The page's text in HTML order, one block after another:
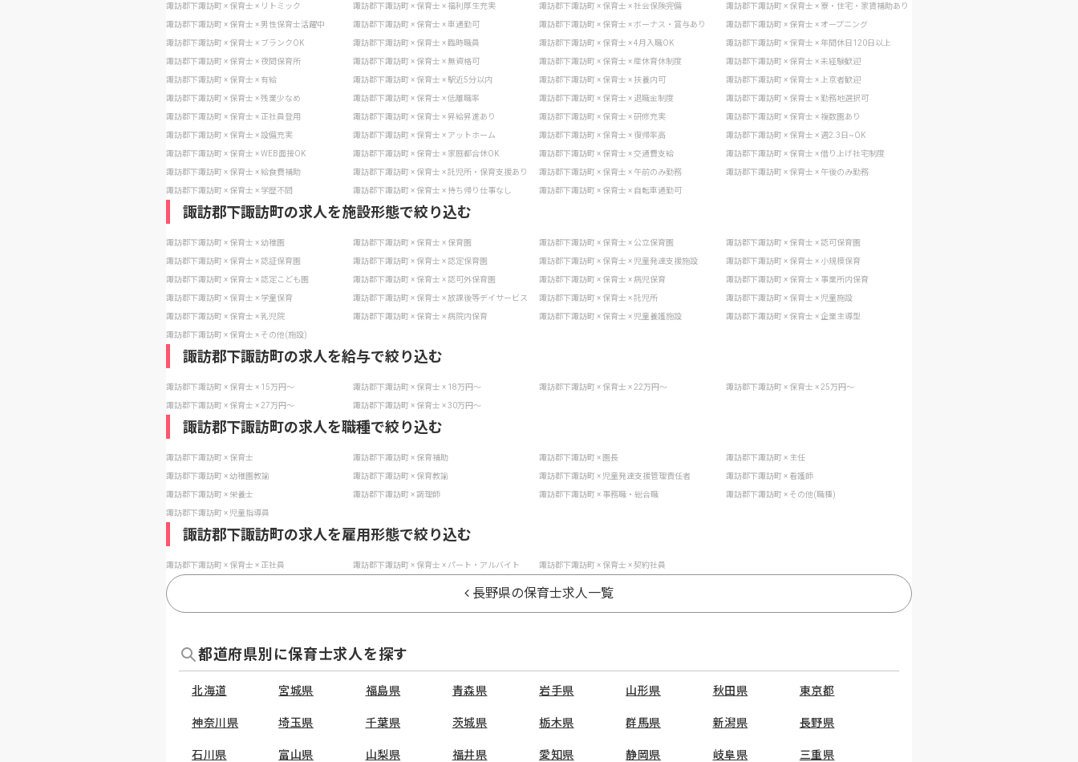
諏訪郡下諏訪町 × 保育士 × リトミック 諏訪郡下諏訪町 × 保育士 × 福利厚生充実 諏訪郡下諏訪町 × 保育士 × 社会保険完備 諏訪郡下諏訪町 × 保育士 × 寮・住宅・家賃補助あり
諏訪郡下諏訪町 × 保育士 × 男性保育士活躍中 諏訪郡下諏訪町 × 保育士 × 車通勤可 諏訪郡下諏訪町 × 保育士 × ボーナス・賞与あり 諏訪郡下諏訪町 × 保育士 × オープニング
諏訪郡下諏訪町 × 保育士 × ブランクOK 諏訪郡下諏訪町 × 保育士 × 臨時職員 諏訪郡下諏訪町 × 保育士 × 4月入職OK 諏訪郡下諏訪町 × 保育士 × 年間休日120日以上
諏訪郡下諏訪町 × 保育士 × 夜間保育所 諏訪郡下諏訪町 × 保育士 × 無資格可 諏訪郡下諏訪町 × 保育士 × 産休育休制度 諏訪郡下諏訪町 × 保育士 × 未経験歓迎
諏訪郡下諏訪町 × 保育士 × 有給 諏訪郡下諏訪町 × 保育士 × 駅近5分以内 諏訪郡下諏訪町 × 保育士 × 扶養内可 諏訪郡下諏訪町 × 保育士 × 上京者歓迎
諏訪郡下諏訪町 × 保育士 × 残業少なめ 諏訪郡下諏訪町 × 保育士 × 低離職率 諏訪郡下諏訪町 × 保育士 × 退職金制度 諏訪郡下諏訪町 × 保育士 × 勤務地選択可
諏訪郡下諏訪町 × 保育士 × 正社員登用 諏訪郡下諏訪町 × 保育士 × 昇給昇進あり 諏訪郡下諏訪町 × 保育士 × 研修充実 諏訪郡下諏訪町 × 保育士 × 複数園あり
諏訪郡下諏訪町 × 保育士 × 設備充実 諏訪郡下諏訪町 × 保育士 × アットホーム 諏訪郡下諏訪町 × 保育士 × 復帰率高 諏訪郡下諏訪町 × 保育士 × 週2.3日~OK
諏訪郡下諏訪町 × 保育士 × WEB面接OK 諏訪郡下諏訪町 × 保育士 × 家庭都合休OK 諏訪郡下諏訪町 × 保育士 × 交通費支給 諏訪郡下諏訪町 × 保育士 × 借り上げ社宅制度
諏訪郡下諏訪町 × 保育士 × 給食費補助 諏訪郡下諏訪町 × 保育士 × 託児所・保育支援あり 諏訪郡下諏訪町 × 保育士 × 午前のみ勤務 諏訪郡下諏訪町 × 保育士 × 午後のみ勤務
諏訪郡下諏訪町 × 保育士 × 学歴不問 諏訪郡下諏訪町 × 保育士 × 持ち帰り仕事なし 諏訪郡下諏訪町 × 保育士 × 自転車通勤可
諏訪郡下諏訪町の求人を施設形態で絞り込む
諏訪郡下諏訪町 × 保育士 × 幼稚園 諏訪郡下諏訪町 × 保育士 × 保育園 諏訪郡下諏訪町 × 保育士 × 公立保育園 諏訪郡下諏訪町 × 保育士 × 認可保育園
諏訪郡下諏訪町 × 保育士 × 認証保育園 諏訪郡下諏訪町 × 保育士 × 認定保育園 諏訪郡下諏訪町 × 保育士 × 児童発達支援施設 諏訪郡下諏訪町 × 保育士 × 小規模保育
諏訪郡下諏訪町 × 保育士 × 認定こども園 諏訪郡下諏訪町 × 保育士 × 認可外保育園 諏訪郡下諏訪町 × 保育士 × 病児保育 諏訪郡下諏訪町 × 保育士 × 事業所内保育
諏訪郡下諏訪町 × 保育士 × 学童保育 諏訪郡下諏訪町 × 保育士 × 放課後等デイサービス 諏訪郡下諏訪町 × 保育士 × 託児所 諏訪郡下諏訪町 × 保育士 × 児童施設
諏訪郡下諏訪町 × 保育士 × 乳児院 諏訪郡下諏訪町 × 保育士 × 病院内保育 諏訪郡下諏訪町 × 保育士 × 児童養護施設 諏訪郡下諏訪町 × 保育士 × 企業主導型
諏訪郡下諏訪町 × 保育士 × その他(施設)
諏訪郡下諏訪町の求人を給与で絞り込む
諏訪郡下諏訪町 × 保育士 × 15万円〜 諏訪郡下諏訪町 × 保育士 × 18万円〜 諏訪郡下諏訪町 × 保育士 × 22万円〜 諏訪郡下諏訪町 × 保育士 × 25万円〜
諏訪郡下諏訪町 × 保育士 × 27万円〜 諏訪郡下諏訪町 × 保育士 × 30万円〜
諏訪郡下諏訪町の求人を職種で絞り込む
諏訪郡下諏訪町 × 保育士 諏訪郡下諏訪町 × 保育補助 諏訪郡下諏訪町 × 園長 諏訪郡下諏訪町 × 主任
諏訪郡下諏訪町 × 幼稚園教諭 諏訪郡下諏訪町 × 保育教諭 諏訪郡下諏訪町 × 児童発達支援管理責任者 諏訪郡下諏訪町 × 看護師
諏訪郡下諏訪町 × 栄養士 諏訪郡下諏訪町 × 調理師 諏訪郡下諏訪町 × 事務職・総合職 諏訪郡下諏訪町 × その他(職種)
諏訪郡下諏訪町 × 児童指導員
諏訪郡下諏訪町の求人を雇用形態で絞り込む
諏訪郡下諏訪町 × 保育士 × 正社員 諏訪郡下諏訪町 × 保育士 × パート・アルバイト 諏訪郡下諏訪町 × 保育士 × 契約社員
長野県の保育士求人一覧
都道府県別に保育士求人を探す
北海道 宮城県 福島県 青森県 岩手県 山形県 秋田県 東京都
神奈川県 埼玉県 千葉県 茨城県 栃木県 群馬県 新潟県 長野県
石川県 富山県 山梨県 福井県 愛知県 静岡県 岐阜県 三重県